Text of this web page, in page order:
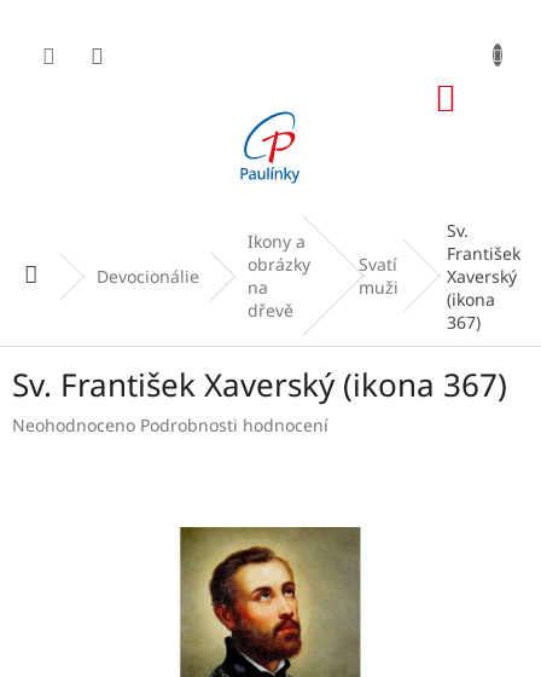
obsah
Domů Devocionálie
Ikony a
obrázky
na
dřevě
Svatí
muži
Sv.
František
Xaverský
(ikona
367)
Sv. František Xaverský (ikona 367)
Průměrné
Neohodnoceno Podrobnosti hodnocení